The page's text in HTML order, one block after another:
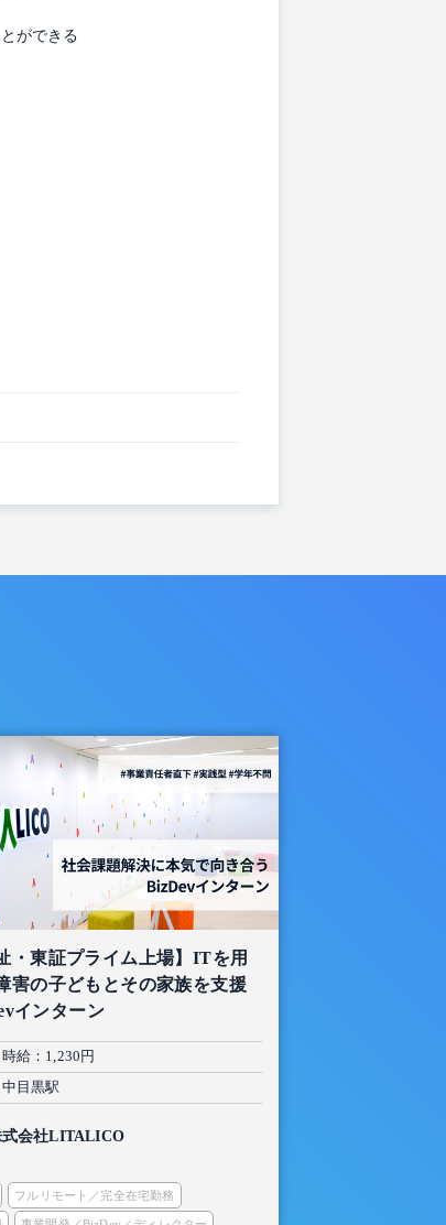
ができる
・東証プライム上場】ITを用
害の子どもとその家族を支援
インターン
時給：1,230円
中目黒駅
式会社LITALICO
フルリモート／完全在宅勤務